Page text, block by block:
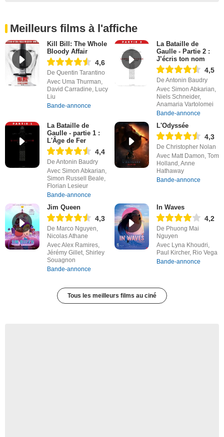
Meilleurs films à l'affiche
Kill Bill: The Whole
Bloody Affair
4,6
De Quentin Tarantino
Avec Uma Thurman,
David Carradine, Lucy
Liu
Bande-annonce
La Bataille de
Gaulle - Partie 2 :
J’écris ton nom
4,5
De Antonin Baudry
Avec Simon Abkarian,
Niels Schneider,
Anamaria Vartolomei
Bande-annonce
La Bataille de
Gaulle - partie 1 :
L'Âge de Fer
4,4
De Antonin Baudry
Avec Simon Abkarian,
Simon Russell Beale,
Florian Lesieur
Bande-annonce
L'Odyssée
4,3
De Christopher Nolan
Avec Matt Damon, Tom
Holland, Anne
Hathaway
Bande-annonce
Jim Queen
4,3
De Marco Nguyen,
Nicolas Athane
Avec Alex Ramires,
Jérémy Gillet, Shirley
Souagnon
Bande-annonce
In Waves
4,2
De Phuong Mai
Nguyen
Avec Lyna Khoudri,
Paul Kircher, Rio Vega
Bande-annonce
Tous les meilleurs films au ciné